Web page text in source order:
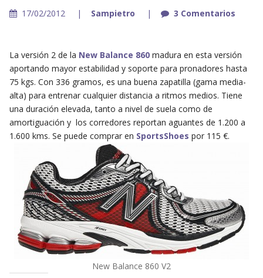
17/02/2012 Sampietro 3 Comentarios
La versión 2 de la New Balance 860madura en esta versión
aportando mayor estabilidad y soporte para pronadores hasta
75 kgs. Con 336 gramos, es una buena zapatilla (gama media-
alta) para entrenar cualquier distancia a ritmos medios. Tiene
una duración elevada, tanto a nivel de suela como de
amortiguación y los corredores reportan aguantes de 1.200 a
1.600 kms. Se puede comprar en SportsShoes por 115 €.
New Balance 860 V2